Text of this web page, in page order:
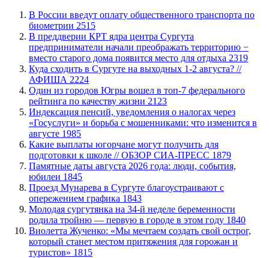
В России введут оплату общественного транспорта по
биометрии 2515
​В преддверии КРТ ядра центра Сургута
предприниматели начали преображать территорию −
вместо старого дома появится место для отдыха 2319
​Куда сходить в Сургуте на выходных 1-2 августа? //
АФИША 2224
Один из городов Югры вошел в топ-7 федерального
рейтинга по качеству жизни 2123
​Индексация пенсий, уведомления о налогах через
«Госуслуги» и борьба с мошенниками: что изменится в
августе 1985
Какие выплаты югорчане могут получить для
подготовки к школе // ОБЗОР СИА-ПРЕСС 1879
​Памятные даты августа 2026 года: люди, события,
юбилеи 1845
​Проезд Мунарева в Сургуте благоустраивают с
опережением графика 1843
Молодая сургутянка на 34-й неделе беременности
родила тройню — первую в городе в этом году 1840
Виолетта Жученко: «Мы мечтаем создать свой острог,
который станет местом притяжения для горожан и
туристов» 1815